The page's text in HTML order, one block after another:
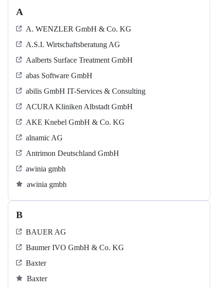
A
A. WENZLER GmbH & Co. KG
A.S.I. Wirtschaftsberatung AG
Aalberts Surface Treatment GmbH
abas Software GmbH
abilis GmbH IT-Services & Consulting
ACURA Kliniken Albstadt GmbH
AKE Knebel GmbH & Co. KG
alnamic AG
Antrimon Deutschland GmbH
awinia gmbh
awinia gmbh
B
BAUER AG
Baumer IVO GmbH & Co. KG
Baxter
Baxter